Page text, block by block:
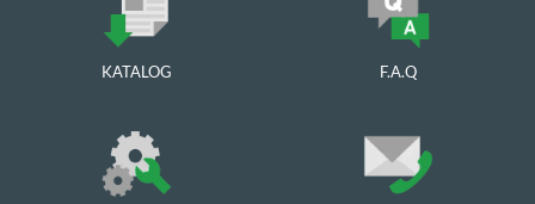
KATALOG F.A.Q